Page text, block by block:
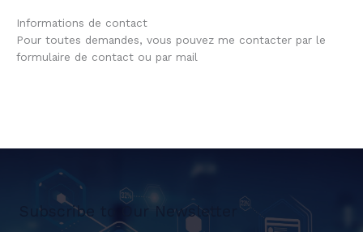
Informations de contact
Pour toutes demandes, vous pouvez me contacter par le
formulaire de contact ou par mail
Subscribe to Our Newsletter